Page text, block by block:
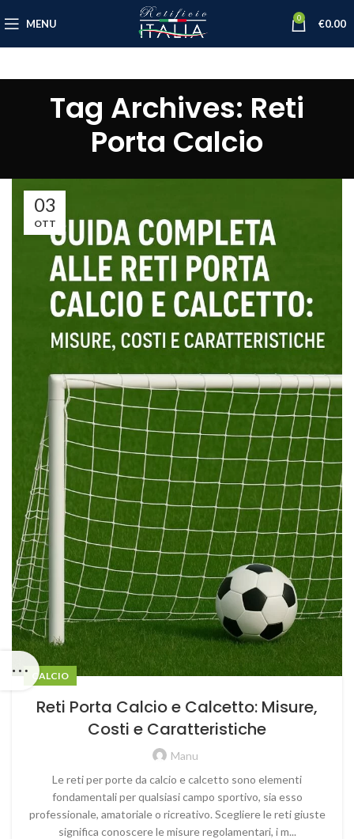
MENU 0 €0.00
Tag Archives: Reti
Porta Calcio
03
OTT
CALCIO
Reti Porta Calcio e Calcetto: Misure,
Costi e Caratteristiche
Manu
Le reti per porte da calcio e calcetto sono elementi
fondamentali per qualsiasi campo sportivo, sia esso
professionale, amatoriale o ricreativo. Scegliere le reti giuste
significa conoscere le misure regolamentari, i m...